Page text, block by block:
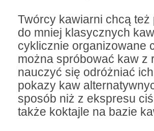
Twórcy kawiarni chcą
do mniej klasycznych
cyklicznie organizowane
można spróbować kaw z
nauczyć się odróżniać
pokazy kaw
sposób niż z ekspresu
także koktajle na bazie